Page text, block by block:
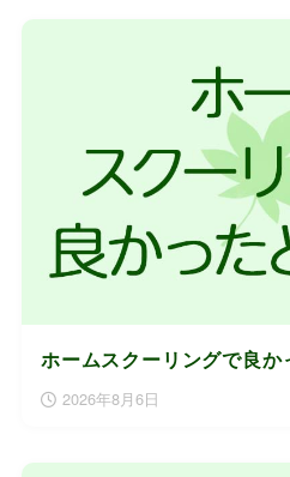
ホームスクーリングで良か
2026年8月6日